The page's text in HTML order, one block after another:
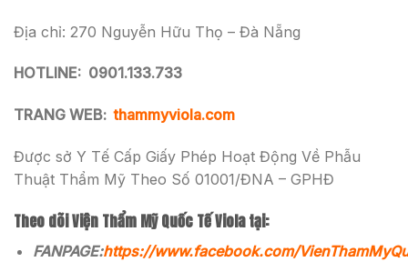
Địa chỉ: 270 Nguyễn Hữu Thọ – Đà Nẵng
HOTLINE: 0901.133.733
TRANG WEB:thammyviola.com
Được sở Y Tế Cấp Giấy Phép Hoạt Động Về Phẫu
Thuật Thẩm Mỹ Theo Số 01001/ĐNA – GPHĐ
Theo dõi Viện Thẩm Mỹ Quốc Tế Viola tại:
FANPAGE:https://www.facebook.com/